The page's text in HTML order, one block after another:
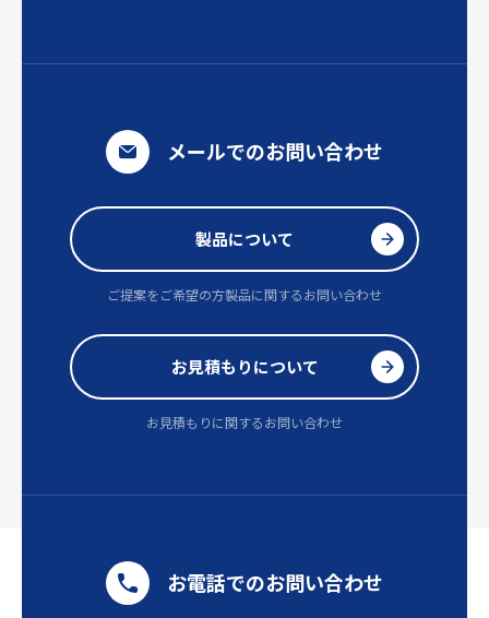
メールでのお問い合わせ
製品について
ご提案をご希望の方製品に関するお問い合わせ
お見積もりについて
お見積もりに関するお問い合わせ
お電話でのお問い合わせ